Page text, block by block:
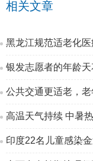
相关文章
黑龙江规范适老化医
银发志愿者的年龄
公共交通更适老，
高温天气持续 中暑
印度22名儿童感染